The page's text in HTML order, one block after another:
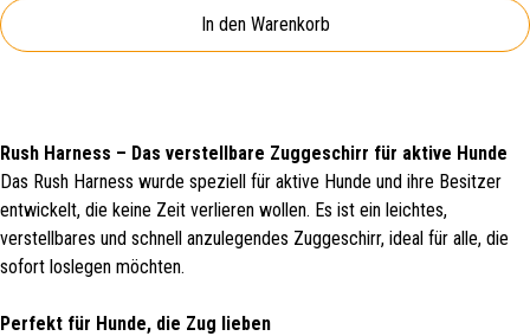
In den Warenkorb
Rush Harness – Das verstellbare Zuggeschirr für aktive Hunde
Das Rush Harness wurde speziell für aktive Hunde und ihre Besitzer
entwickelt, die keine Zeit verlieren wollen. Es ist ein leichtes,
verstellbares und schnell anzulegendes Zuggeschirr, ideal für alle, die
sofort loslegen möchten.
Perfekt für Hunde, die Zug lieben